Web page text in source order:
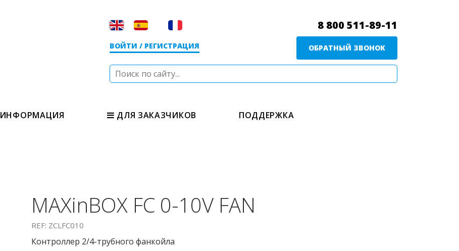
ВОЙТИ / РЕГИСТРАЦИЯ
8 800 511-89-11
ОБРАТНЫЙ ЗВОНОК
ИНФОРМАЦИЯ ДЛЯ ЗАКАЗЧИКОВ ПОДДЕРЖКА
MAXinBOX FC 0-10V FAN
REF: ZCLFC010
Контроллер 2/4-трубного фанкойла